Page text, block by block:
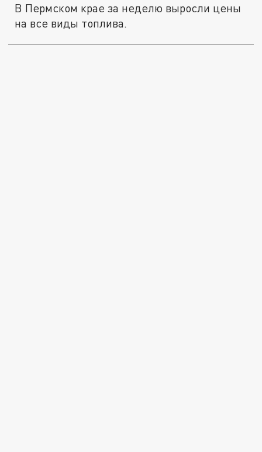
В Пермском крае за неделю выросли цены
на все виды топлива.